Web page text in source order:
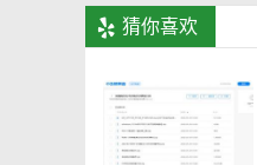
猜你喜欢